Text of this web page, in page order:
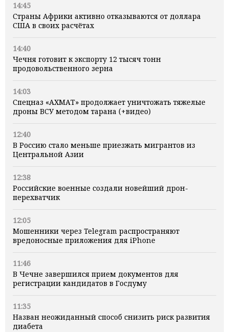
14:45
Страны Африки активно отказываются от доллара
США в своих расчётах
14:40
Чечня готовит к экспорту 12 тысяч тонн
продовольственного зерна
14:03
Спецназ «АХМАТ» продолжает уничтожать тяжелые
дроны ВСУ методом тарана (+видео)
12:40
В Россию стало меньше приезжать мигрантов из
Центральной Азии
12:38
Российские военные создали новейший дрон-
перехватчик
12:05
Мошенники через Telegram распространяют
вредоносные приложения для iPhone
11:46
В Чечне завершился прием документов для
регистрации кандидатов в Госдуму
11:35
Назван неожиданный способ снизить риск развития
диабета